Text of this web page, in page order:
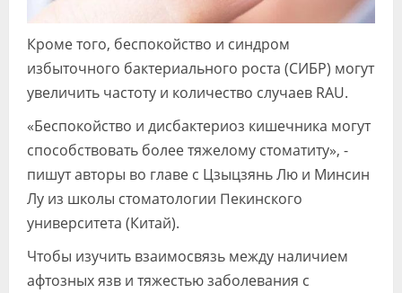
Кроме того, беспокойство и синдром
избыточного бактериального роста (СИБР) могут
увеличить частоту и количество случаев RAU.
«Беспокойство и дисбактериоз кишечника могут
способствовать более тяжелому стоматиту», -
пишут авторы во главе с Цзыцзянь Лю и Минсин
Лу из школы стоматологии Пекинского
университета (Китай).
Чтобы изучить взаимосвязь между наличием
афтозных язв и тяжестью заболевания с